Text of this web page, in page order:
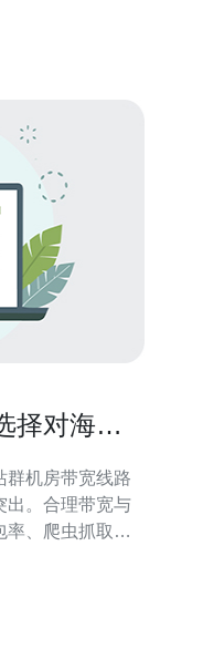
择对海外
群机房带宽线路
出。合理带宽与
率、爬虫抓取效
可执行的优化